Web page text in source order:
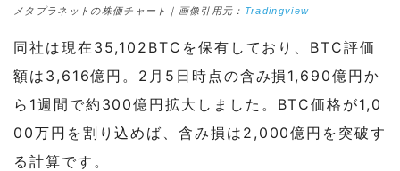
メタプラネットの株価チャート｜画像引用元： Tradingview
同社は現在35,102BTCを保有しており、BTC評価
額は3,616億円。2月5日時点の含み損1,690億円か
ら1週間で約300億円拡大しました。BTC価格が1,0
00万円を割り込めば、含み損は2,000億円を突破す
る計算です。